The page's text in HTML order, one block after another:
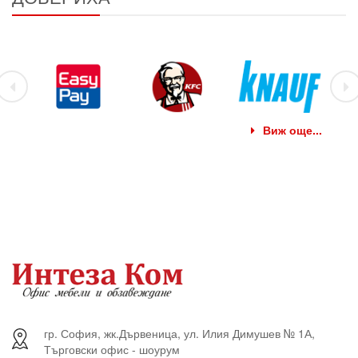
Виж още...
гр. София, жк.Дървеница, ул. Илия Димушев № 1А,
Търговски офис - шоурум